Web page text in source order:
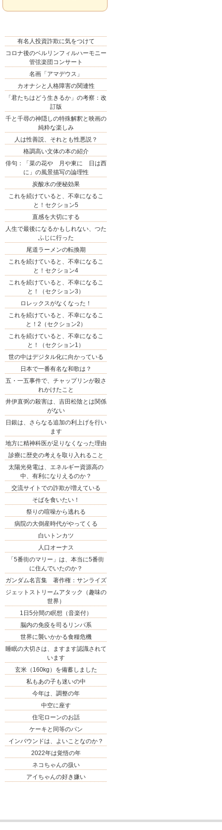
有名人投資詐欺に気をつけて
コロナ後のベルリンフィルハーモニー
管弦楽団コンサート
名画「アマデウス」
カオナシと人格障害の関連性
「君たちはどう生きるか」の考察：改
訂版
千と千尋の神隠しの特殊解釈と映画の
純粋な楽しみ
人は性善説、それとも性悪説？
格調高い文体の本の紹介
俳句：「菜の花や 月や東に 日は西
に」の風景描写の論理性
炭酸水の便秘効果
これを続けていると、不幸になるこ
と！セクション5
直感を大切にする
人生で最後になるかもしれない、つた
ふじに行った
尾道ラーメンの転換期
これを続けていると、不幸になるこ
と！セクション4
これを続けていると、不幸になるこ
と！（セクション3）
ロレックスがなくなった！
これを続けていると、不幸になるこ
と！2（セクション2）
これを続けていると、不幸になるこ
と！（セクション1）
世の中はデジタル化に向かっている
日本で一番有名な和歌は？
五・一五事件で、チャップリンが殺さ
れかけたこと
井伊直弼の殺害は、吉田松陰とは関係
がない
日銀は、さらなる追加の利上げを行い
ます
地方に精神科医が足りなくなった理由
診療に歴史の考えを取り入れること
太陽光発電は、エネルギー資源高の
中、有利になりえるのか？
交流サイトでの詐欺が増えている
そばを食いたい！
祭りの喧噪から逃れる
病院の大倒産時代がやってくる
白いトンカツ
人口オーナス
「5番街のマリー」は、本当に5番街
に住んでいたのか？
ガンダム名言集 著作権：サンライズ
ジェットストリームアタック（趣味の
世界）
1日5分間の瞑想（音楽付）
脳内の免疫を司るリンパ系
世界に襲いかかる食糧危機
睡眠の大切さは、ますます認識されて
います
玄米（160kg）を備蓄しました
私もあの子も迷いの中
今年は、調整の年
中空に座す
住宅ローンのお話
ケーキと同等のパン
インバウンドは、よいことなのか？
2022年は覚悟の年
ネコちゃんの扱い
アイちゃんの好き嫌い